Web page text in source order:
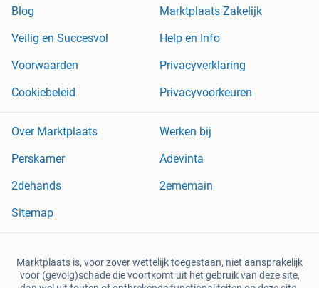
Blog
Marktplaats Zakelijk
Veilig en Succesvol
Help en Info
Voorwaarden
Privacyverklaring
Cookiebeleid
Privacyvoorkeuren
Over Marktplaats
Werken bij
Perskamer
Adevinta
2dehands
2ememain
Sitemap
Marktplaats is, voor zover wettelijk toegestaan, niet aansprakelijk
voor (gevolg)schade die voortkomt uit het gebruik van deze site,